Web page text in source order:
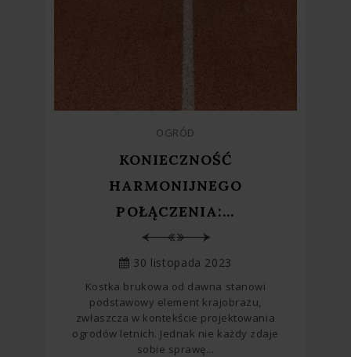
OGRÓD
KONIECZNOŚĆ
HARMONIJNEGO
POŁĄCZENIA:...
30 listopada 2023
Kostka brukowa od dawna stanowi
podstawowy element krajobrazu,
zwłaszcza w kontekście projektowania
ogrodów letnich. Jednak nie każdy zdaje
sobie sprawę...